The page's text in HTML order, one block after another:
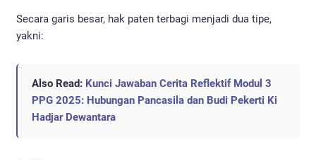
Secara garis besar, hak paten terbagi menjadi dua tipe,
yakni:
Also Read: Kunci Jawaban Cerita Reflektif Modul 3
PPG 2025: Hubungan Pancasila dan Budi Pekerti Ki
Hadjar Dewantara